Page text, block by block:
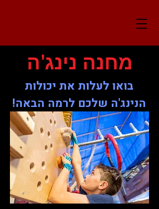
מחנה נינג'ה
בואו לעלות את יכולות
הנינג'ה שלכם לרמה הבאה!